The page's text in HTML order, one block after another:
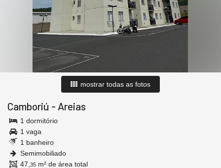
mostrar todas as fotos
Camboriú - Areias
1 dormitório
1 vaga
1 banheiro
Semimobiliado
47, 35 m² de área total